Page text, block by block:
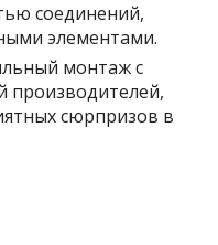
соединений,
элементами.
монтаж с
производителей,
сюрпризов в